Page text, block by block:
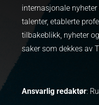
internasjonale nyheter
talenter, etablerte
tilbakeblikk, nyheter
saker som dekkes av
Ansvarlig redaktør: